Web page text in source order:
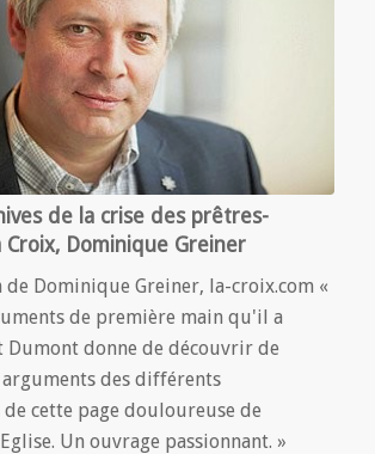
de la crise des prêtres-
Croix, Dominique Greiner
de Dominique Greiner, la-croix.com «
de première main qu'il a
Dumont donne de découvrir de
des différents
cette page douloureuse de
Un ouvrage passionnant. »